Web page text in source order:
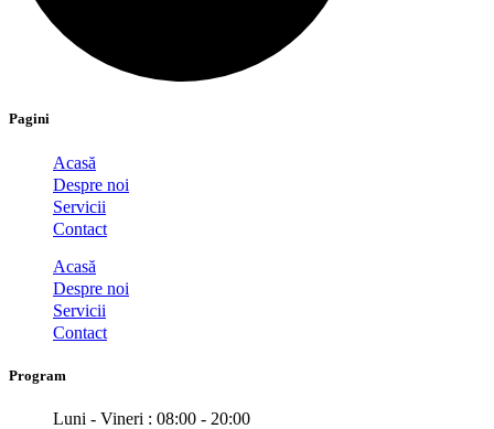
Pagini
Acasă
Despre noi
Servicii
Contact
Acasă
Despre noi
Servicii
Contact
Program
Luni - Vineri : 08:00 - 20:00